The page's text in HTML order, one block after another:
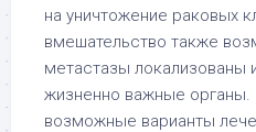
на уничтожение раковых
вмешательство также
метастазы локализованы
жизненно важные органы.
возможные варианты